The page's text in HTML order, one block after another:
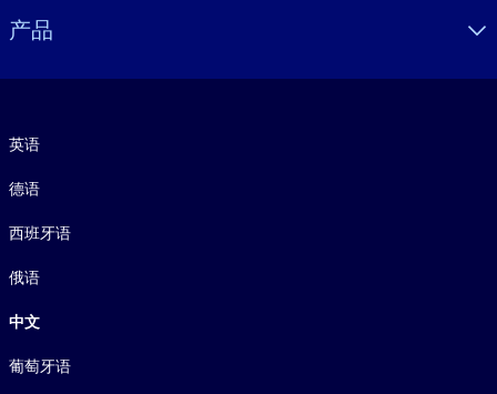
产品
英语
德语
西班牙语
俄语
中文
葡萄牙语